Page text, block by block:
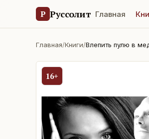
Р Руссолит Главная
Главная/Книги/Влепить пулю в
16+